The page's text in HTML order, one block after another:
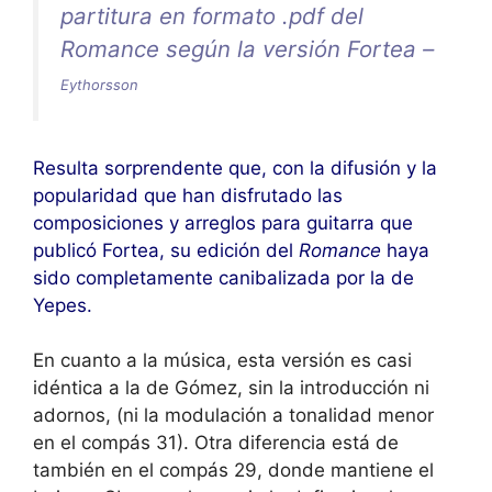
partitura en formato .pdf del
Romance según la versión Fortea –
Eythorsson
Resulta sorprendente que, con la difusión y la
popularidad que han disfrutado las
composiciones y arreglos para guitarra que
publicó Fortea, su edición del Romance haya
sido completamente canibalizada por la de
Yepes.
En cuanto a la música, esta versión es casi
idéntica a la de Gómez, sin la introducción ni
adornos, (ni la modulación a tonalidad menor
en el compás 31). Otra diferencia está de
también en el compás 29, donde mantiene el